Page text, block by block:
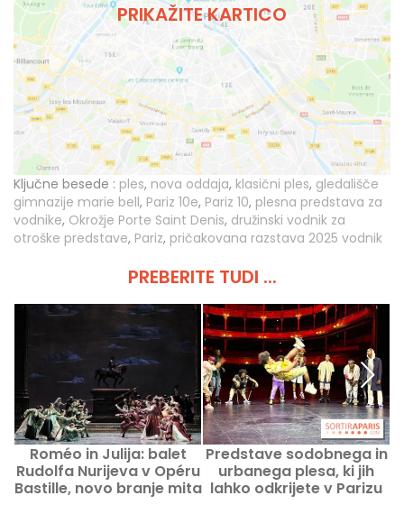
PRIKAŽITE KARTICO
Ključne besede : ples, nova oddaja, klasični ples, gledališče
gimnazije marie bell, Pariz 10e, Pariz 10, plesna predstava za
vodnike, Okrožje Porte Saint Denis, družinski vodnik za
otroške predstave, Pariz, pričakovana razstava 2025 vodnik
PREBERITE TUDI ...
Roméo in Julija: balet
Rudolfa Nurijeva v Opéru
Bastille, novo branje mita
Predstave sodobnega in
urbanega plesa, ki jih
lahko odkrijete v Parizu